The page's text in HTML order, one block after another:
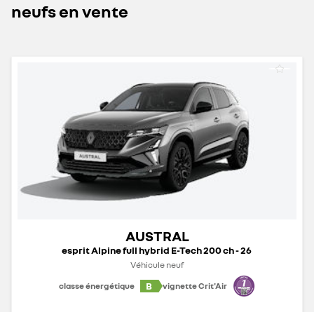
neufs en vente
AUSTRAL
esprit Alpine full hybrid E-Tech 200 ch - 26
Véhicule neuf
classe énergétique
B vignette Crit'Air